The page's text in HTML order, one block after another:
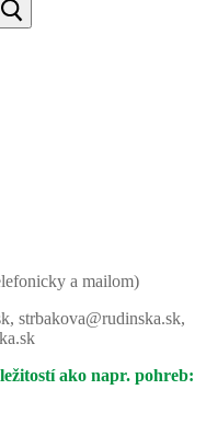
a mailom)
strbakova@rudinska.sk,
ako napr. pohreb: